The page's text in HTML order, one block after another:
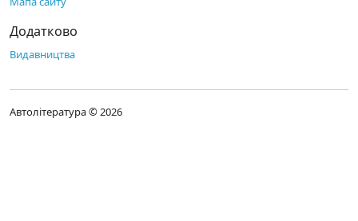
Додатково
Видавництва
Автолітература © 2026